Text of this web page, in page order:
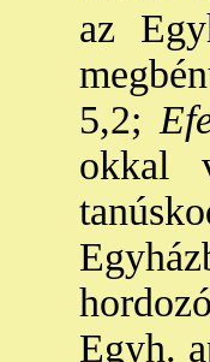
az
5,2;
okkal
Egyh.